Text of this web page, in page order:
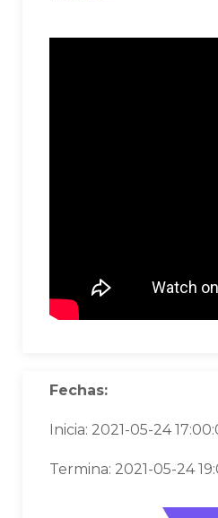
Fechas:
Inicia: 2021-05-24
Termina: 2021-05-24